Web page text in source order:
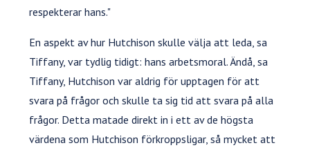
respekterar hans."
En aspekt av hur Hutchison skulle välja att leda, sa
Tiffany, var tydlig tidigt: hans arbetsmoral. Ändå, sa
Tiffany, Hutchison var aldrig för upptagen för att
svara på frågor och skulle ta sig tid att svara på alla
frågor. Detta matade direkt in i ett av de högsta
värdena som Hutchison förkroppsligar, så mycket att